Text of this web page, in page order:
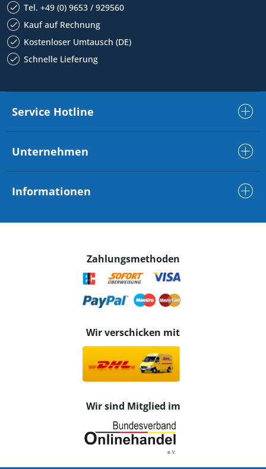
Tel. +49 (0) 9653 / 929560
Kauf auf Rechnung
Kostenloser Umtausch (DE)
Schnelle Lieferung
Service Hotline
Unternehmen
Informationen
Zahlungsmethoden
Wir verschicken mit
Wir sind Mitglied im